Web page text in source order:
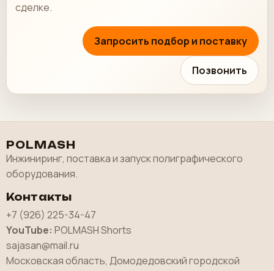
сделке.
Запросить подбор и поставку
Позвонить
POLMASH
Инжиниринг, поставка и запуск полиграфического
оборудования.
Контакты
+7 (926) 225-34-47
YouTube: POLMASH Shorts
sajasan@mail.ru
Московская область, Домодедовский городской